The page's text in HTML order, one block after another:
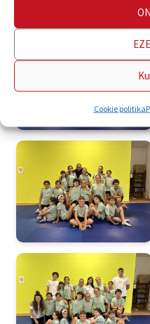
Cookie politika